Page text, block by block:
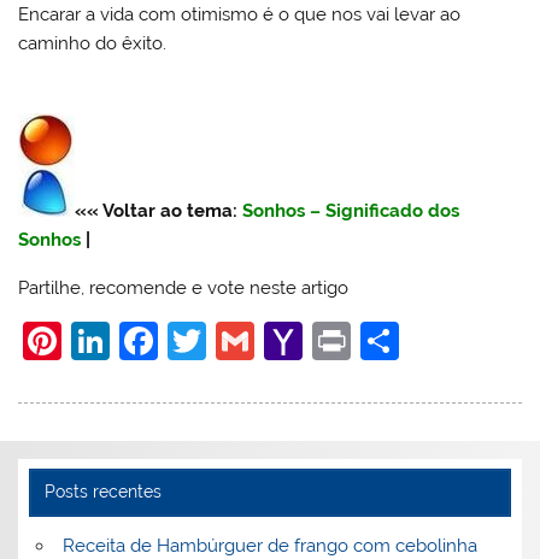
Encarar a vida com otimismo é o que nos vai levar ao
caminho do êxito.
«« Voltar ao tema:Sonhos – Significado dos
Sonhos
Partilhe, recomende e vote neste artigo
Pi
er
e
st
Li
k
e
dI
n
F
c
e
b
o
T
itt
er
G
ai
l
Y
h
o
M
Pr
t
ar
e
Posts recentes
Receita de Hambúrguer de frango com cebolinha